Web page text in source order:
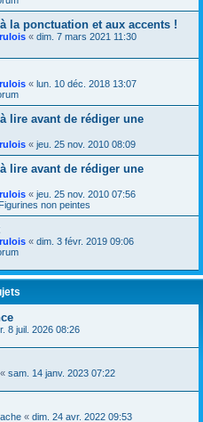
la ponctuation et aux accents !
« dim. 7 mars 2021 11:30
« lun. 10 déc. 2018 13:07
lire avant de rédiger une
« jeu. 25 nov. 2010 08:09
lire avant de rédiger une
« jeu. 25 nov. 2010 07:56
non peintes
« dim. 3 févr. 2019 09:06
8 juil. 2026 08:26
« sam. 14 janv. 2023 07:22
« dim. 24 avr. 2022 09:53